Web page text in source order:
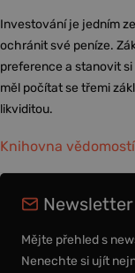
Investování je jedním
ochránit své peníze.
preference a stanovit
měl počítat se třemi
likviditou.
Knihovna vědomostí
Newsletter
Mějte přehled s
Nenechte si ujít